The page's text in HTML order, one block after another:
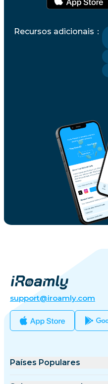
Recursos adicionais ：
support@iroamly.com
Países Populares
Estados Unidos